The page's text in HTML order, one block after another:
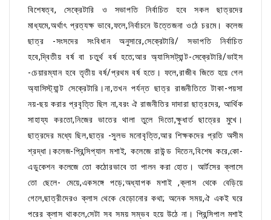
বিশেষত্ব, সেক্রেটারি ও সভাপতি নির্বাচিত হবে সকল ছাত্রদের
মাধ্যমে,অর্থাৎ প্রত্যক্ষ ভাবে,ফলে,নির্বাচনে উত্তেজনা ওঠে চরমে। কলেজ
ছাত্র -সংসদের সংবিধান অনুসারে,সেক্রেটারি/ সভাপতি নির্বাচিত
হবে,দ্বিতীয় বর্ষ বা চতুর্থ বর্ষ হতে;আর অ্যাসিসট্যান্ট-সেক্রেটারি/ভাইস
-চেয়ারম্যান হবে তৃতীয় বর্ষ/প্রথম বর্ষ হতে। ফলে,রাজীব জিতে হয়ে গেল
অ্যাসিস্ট্যান্ট সেক্রেটারি।না,তখন পর্যন্ত ছাত্র রাজনীতিতে টাকা-পয়সা
নয়-ছয় করার প্রবৃত্তি ছিল না,বরং ঐ রাজনীতির দাদারা ছাত্রদের, আর্থিক
সাহায্য করতো,নিজের ভাতের থালা তুলে দিতো,ক্ষুধার্ত ছাত্রের মুখে।
ছাত্রদের মধ্যে ছিল,ছাত্র -সুলভ মনোবৃত্তি,আর শিক্ষকদের প্রতি অসীম
শ্রদ্ধা।কলেজ-প্রিন্সিপ্যাল মশাই, কলেজে রাউন্ড দিতেন,বিশেষ করে,কো-
এডুকেশন কলেজে তো কঠোরভাবে তা পালন করা হোত। আর্টসের ক্লাসে
তো ছেলে- মেয়ে,একসঙ্গে পড়ে;অধ্যাপক মশাই ,ক্লাস থেকে বেড়িয়ে
গেলে,ছাত্রীদেরও ক্লাস থেকে বেড়োনোর কথা; অনেক সময়,ঐ একই ঘরে
পরের ক্লাস থাকলে,সেটা সব সময় সম্ভব হয়ে উঠে না। প্রিন্সিপাল মশাই